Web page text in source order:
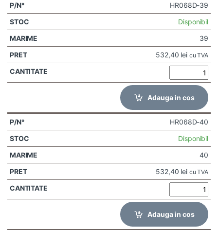
HR068D-39
Disponibil
39
532,40 lei cu TVA
Adauga in cos
HR068D-40
Disponibil
40
532,40 lei cu TVA
Adauga in cos